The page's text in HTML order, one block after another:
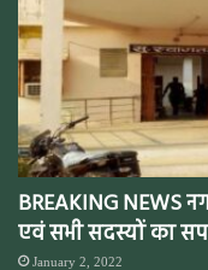
BREAKING NEWS
एवं सभी सदस्यों का
January 2, 2022